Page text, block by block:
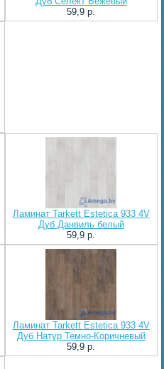
59,9 p.
Ламинат Tarkett Estetica 933 4V
Дуб Данвиль белый
59,9 p.
Ламинат Tarkett Estetica 933 4V
Дуб Натур Темно-Коричневый
59,9 p.